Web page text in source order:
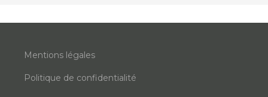
Mentions légales
Politique de confidentialité